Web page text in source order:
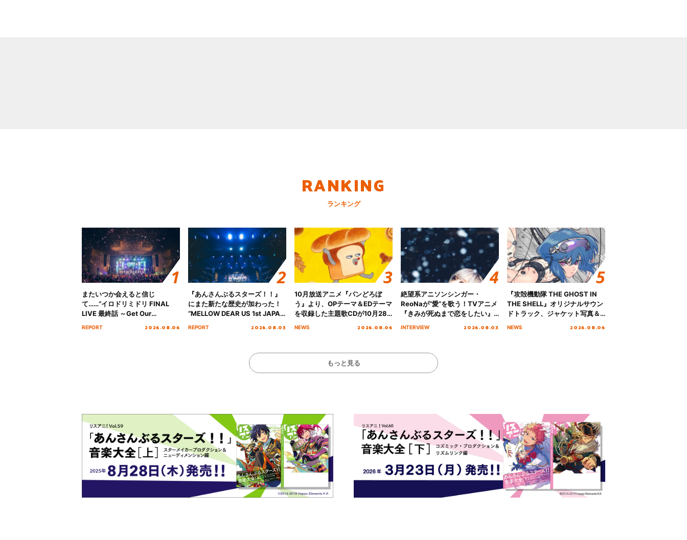
RANKING
ランキング
またいつか会えると信じ
て……“イロドリミドリ FINAL
LIVE 最終話 ～Get Our
REPORT 2026.08.06
『あんさんぶるスターズ！！』
にまた新たな歴史が加わった！
“MELLOW DEAR US 1st JAPAN
REPORT 2026.08.03
10月放送アニメ『パンどろぼ
う』より、OPテーマ＆EDテーマ
を収録した主題歌CDが10月28
NEWS 2026.08.06
絶望系アニソンシンガー・
ReoNaが“愛”を歌う！TVアニメ
『きみが死ぬまで恋をしたい』
INTERVIEW 2026.08.03
『攻殻機動隊 THE GHOST IN
THE SHELL』オリジナルサウン
ドトラック、ジャケット写真＆
NEWS 2026.08.06
もっと見る